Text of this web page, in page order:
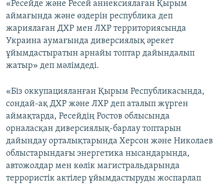
«Ресейде және Ресей аннексиялаған Қырым
аймағында және өздерін республика деп
жариялаған ДХР мен ЛХР территориясында
Украина аумағында диверсиялық әрекет
ұйымдастыратын арнайы топтар дайындалып
жатыр» деп мәлімдеді.
«Біз оккупацияланған Қырым Республикасында,
сондай-ақ ДХР және ЛХР деп аталып жүрген
аймақтарда, Ресейдің Ростов облысында
орналасқан диверсиялық-барлау топтарын
дайындау орталықтарында Херсон және Николаев
облыстарындағы энергетика нысандарында,
автожолдар мен көлік магистральдарында
террористік актілер ұйымдастыруды жоспарлап